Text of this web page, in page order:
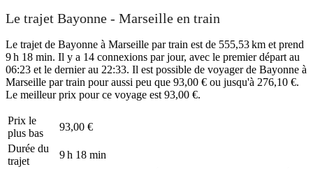
Le trajet Bayonne - Marseille en train
Le trajet de Bayonne à Marseille par train est de 555,53 km et prend
9 h 18 min. Il y a 14 connexions par jour, avec le premier départ au
06:23 et le dernier au 22:33. Il est possible de voyager de Bayonne à
Marseille par train pour aussi peu que 93,00 € ou jusqu'à 276,10 €.
Le meilleur prix pour ce voyage est 93,00 €.
Prix ​​le
plus bas
93,00 €
Durée du
trajet
9 h 18 min